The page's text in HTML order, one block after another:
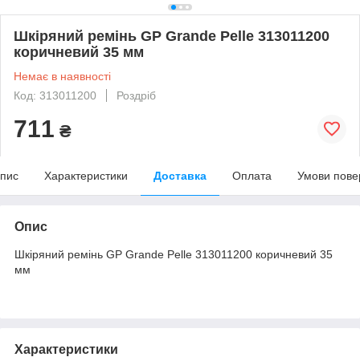
Шкіряний ремінь GP Grande Pelle 313011200
коричневий 35 мм
Немає в наявності
Код: 313011200
Роздріб
711 ₴
Характеристики Доставка Оплата Умови
Опис
Шкіряний ремінь GP Grande Pelle 313011200 коричневий 35
мм
Характеристики